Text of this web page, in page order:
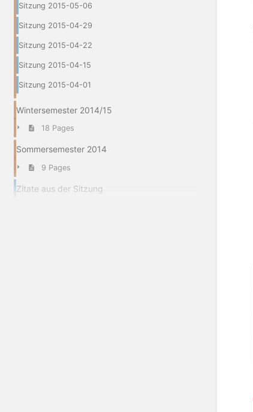
Sitzung 2015-05-06
Sitzung 2015-04-29
Sitzung 2015-04-22
Sitzung 2015-04-15
Sitzung 2015-04-01
Wintersemester 2014/15
18 Pages
Sommersemester 2014
9 Pages
Zitate aus der Sitzung